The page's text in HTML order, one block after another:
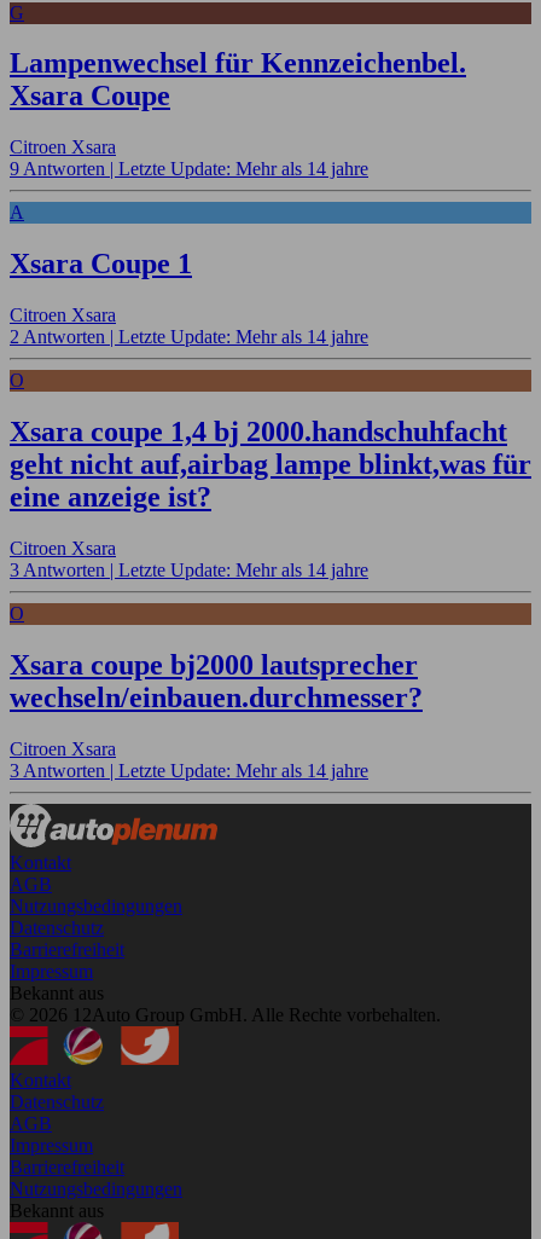
G
Lampenwechsel für Kennzeichenbel.
Xsara Coupe
Citroen Xsara
9 Antworten | Letzte Update: Mehr als 14 jahre
A
Xsara Coupe 1
Citroen Xsara
2 Antworten | Letzte Update: Mehr als 14 jahre
O
Xsara coupe 1,4 bj 2000.handschuhfacht
geht nicht auf,airbag lampe blinkt,was für
eine anzeige ist?
Citroen Xsara
3 Antworten | Letzte Update: Mehr als 14 jahre
O
Xsara coupe bj2000 lautsprecher
wechseln/einbauen.durchmesser?
Citroen Xsara
3 Antworten | Letzte Update: Mehr als 14 jahre
Kontakt
AGB
Nutzungsbedingungen
Datenschutz
Barrierefreiheit
Impressum
Bekannt aus
© 2026 12Auto Group GmbH. Alle Rechte vorbehalten.
Kontakt
Datenschutz
AGB
Impressum
Barrierefreiheit
Nutzungsbedingungen
Bekannt aus